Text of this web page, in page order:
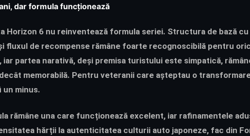
dar formula funcționează
Horizon 6 nu reinventează formula seriei. Structura de bază
fluxul de recompense rămâne foarte recognoscibilă pentru
partea narativă, deși premisa turistului este simpatică,
memorabilă. Pentru veteranii care așteptau o
minus.
rămâne una care funcționează excelent, iar rafinamentele
hărții la autenticitatea culturii auto japoneze, fac din